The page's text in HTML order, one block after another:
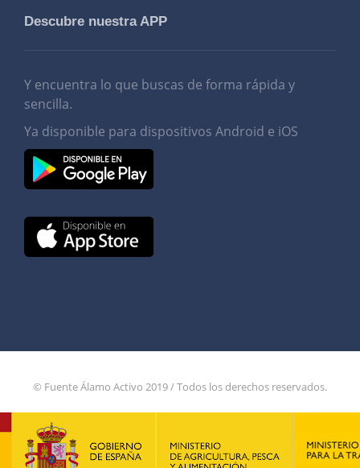
Descubre nuestra APP
Y encuentra lo que buscas de forma rápida y
sencilla.
Ya disponible para dispositivos Android e iOS
© Fuente Álamo Activo 2019 / Todos los derechos reservados.